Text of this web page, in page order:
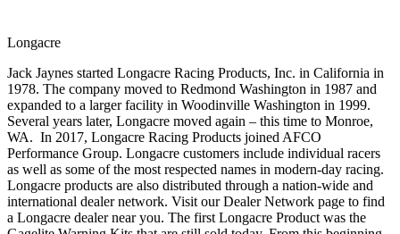
Longacre
Jack Jaynes started Longacre Racing Products, Inc. in California in
1978. The company moved to Redmond Washington in 1987 and
expanded to a larger facility in Woodinville Washington in 1999.
Several years later, Longacre moved again – this time to Monroe,
WA. In 2017, Longacre Racing Products joined AFCO
Performance Group. Longacre customers include individual racers
as well as some of the most respected names in modern-day racing.
Longacre products are also distributed through a nation-wide and
international dealer network. Visit our Dealer Network page to find
a Longacre dealer near you. The first Longacre Product was the